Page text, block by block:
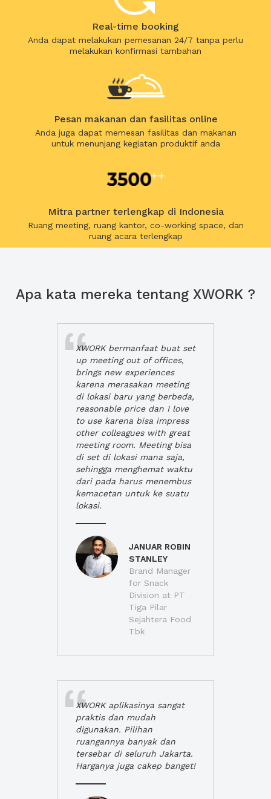
Real-time booking
Anda dapat melakukan pemesanan 24/7 tanpa perlu
melakukan konfirmasi tambahan
Pesan makanan dan fasilitas online
Anda juga dapat memesan fasilitas dan makanan
untuk menunjang kegiatan produktif anda
Mitra partner terlengkap di Indonesia
Ruang meeting, ruang kantor, co-working space, dan
ruang acara terlengkap
Apa kata mereka tentang XWORK ?
XWORK bermanfaat buat set
up meeting out of offices,
brings new experiences
karena merasakan meeting
di lokasi baru yang berbeda,
reasonable price dan I love
to use karena bisa impress
other colleagues with great
meeting room. Meeting bisa
di set di lokasi mana saja,
sehingga menghemat waktu
dari pada harus menembus
kemacetan untuk ke suatu
lokasi.
JANUAR ROBIN
STANLEY
Brand Manager
for Snack
Division at PT
Tiga Pilar
Sejahtera Food
Tbk
XWORK aplikasinya sangat
praktis dan mudah
digunakan. Pilihan
ruangannya banyak dan
tersebar di seluruh Jakarta.
Harganya juga cakep banget!